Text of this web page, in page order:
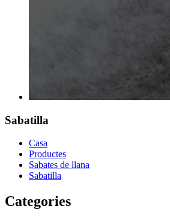
Sabatilla
Casa
Productes
Sabates de llana
Sabatilla
Categories